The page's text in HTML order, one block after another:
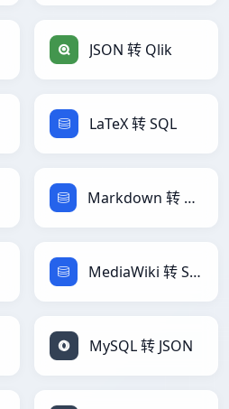
JSON 转 Qlik
LaTeX 转 SQL
Markdown 转 SQL
MediaWiki 转 SQL
MySQL 转 JSON